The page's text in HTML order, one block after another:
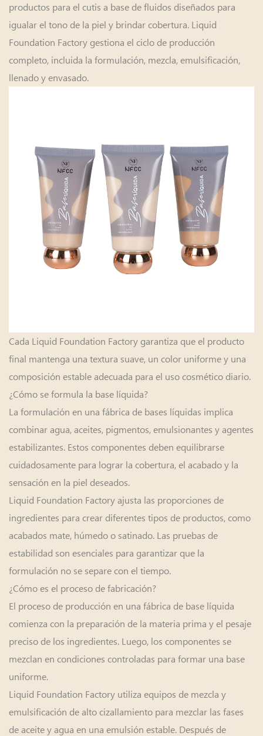
productos para el cutis a base de fluidos diseñados para
igualar el tono de la piel y brindar cobertura. Liquid
Foundation Factory gestiona el ciclo de producción
completo, incluida la formulación, mezcla, emulsificación,
llenado y envasado.
Cada Liquid Foundation Factory garantiza que el producto
final mantenga una textura suave, un color uniforme y una
composición estable adecuada para el uso cosmético diario.
¿Cómo se formula la base líquida?
La formulación en una fábrica de bases líquidas implica
combinar agua, aceites, pigmentos, emulsionantes y agentes
estabilizantes. Estos componentes deben equilibrarse
cuidadosamente para lograr la cobertura, el acabado y la
sensación en la piel deseados.
Liquid Foundation Factory ajusta las proporciones de
ingredientes para crear diferentes tipos de productos, como
acabados mate, húmedo o satinado. Las pruebas de
estabilidad son esenciales para garantizar que la
formulación no se separe con el tiempo.
¿Cómo es el proceso de fabricación?
El proceso de producción en una fábrica de base líquida
comienza con la preparación de la materia prima y el pesaje
preciso de los ingredientes. Luego, los componentes se
mezclan en condiciones controladas para formar una base
uniforme.
Liquid Foundation Factory utiliza equipos de mezcla y
emulsificación de alto cizallamiento para mezclar las fases
de aceite y agua en una emulsión estable. Después de